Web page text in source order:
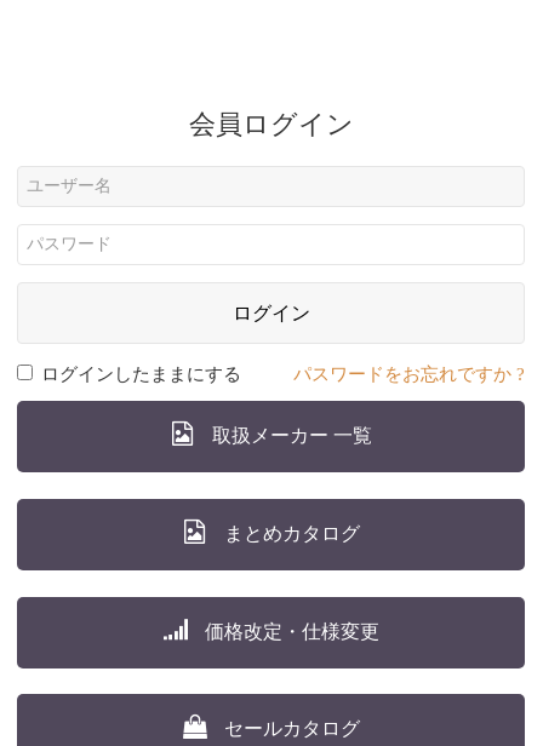
会員ログイン
ログイン
ログインしたままにする パスワードをお忘れですか ?
取扱メーカー 一覧
まとめカタログ
価格改定・仕様変更
セールカタログ